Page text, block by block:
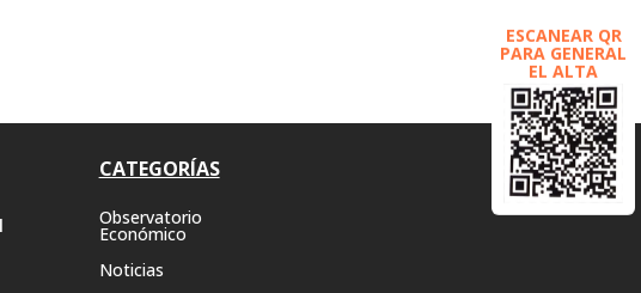
ESCANEAR QR
PARA GENERAL
EL ALTA
CATEGORÍAS
Observatorio
Económico
Noticias